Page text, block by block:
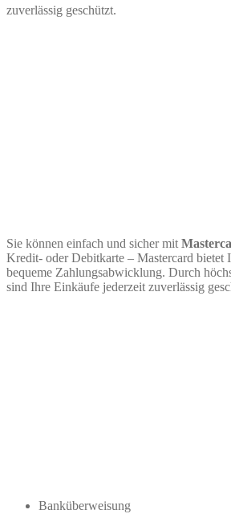
zuverlässig geschützt.
Sie können einfach und sicher mit
Kredit- oder Debitkarte – Mastercard bietet
bequeme Zahlungsabwicklung. Durch
sind Ihre Einkäufe jederzeit zuverlässig
Banküberweisung